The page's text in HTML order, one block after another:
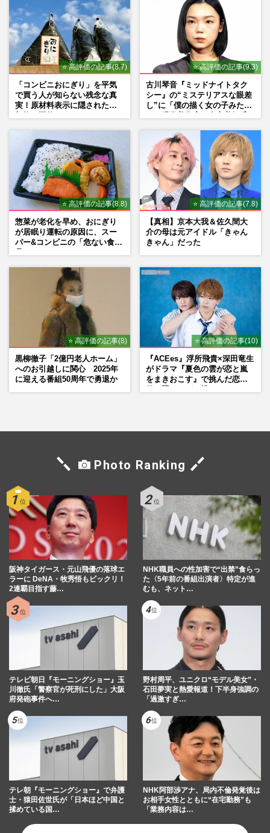
⭐ 高評価の記事(8.7)
「コンビニおにぎり」を平気
で買う人が知らない残念な真
実！原材料表示に隠された添
⭐ 高評価の記事(9.3)
古川琴音『ミッドナイトタク
シー』の“ミステリアスな眼差
し”に「僕の描く女の子みた
⭐ 高評価の記事(8.8)
惣菜が老化を早め、おにぎり
が居眠り運転の原因に、スー
パー&コンビニの「危ない食
⭐ 高評価の記事(7.8)
【真相】京本大我＆佐久間大
介の母は元アイドル「きゃん
きゃん」だった
⭐ 高評価の記事(8)
黒柳徹子「2億円老人ホーム」
へのお引越しに関心 2025年
に迎える番組50周年で勇退か
⭐ 高評価の記事(10)
『ACEes』浮所飛貴×深田竜生
がドラマ『夏色の雲が恋と嵐
をまきおこす』で挑んだ恋人
Photo Ranking
阪神タイガース・元山飛優の落球エ
ラーに DeNA・牧秀悟もビックリ！
2連覇目指す藤…
NHK職員への性加害で“出禁”食らっ
た〈5年前の番組出演者〉特定が進
むも、ネット…
テレビ朝日『モーニングショー』玉
川徹氏「警察官が死刑にした」大阪
府発砲事件へ…
野村周平、ユニクロ“モデル美女”・
石田夢実と熱愛報道！下半身強調の
「過激すぎ…
テレ朝『モーニングショー』で弁護
士・猿田佐世氏が「日本ほど中国と
揉めている国…
NHK阿部渉アナ、局内不倫発覚後は
お相手女性とともに“在宅勤務”も
「業務内容は…